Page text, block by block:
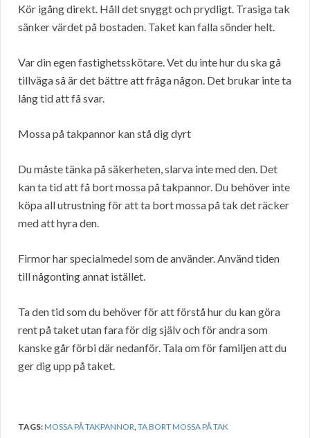
Kör igång direkt. Håll det snyggt och prydligt. Trasiga tak
sänker värdet på bostaden. Taket kan falla sönder helt.
Var din egen fastighetsskötare. Vet du inte hur du ska gå
tillväga så är det bättre att fråga någon. Det brukar inte ta
lång tid att få svar.
Mossa på takpannor kan stå dig dyrt
Du måste tänka på säkerheten, slarva inte med den. Det
kan ta tid att få bort mossa på takpannor. Du behöver inte
köpa all utrustning för att ta bort mossa på tak det räcker
med att hyra den.
Firmor har specialmedel som de använder. Använd tiden
till någonting annat istället.
Ta den tid som du behöver för att förstå hur du kan göra
rent på taket utan fara för dig själv och för andra som
kanske går förbi där nedanför. Tala om för familjen att du
ger dig upp på taket.
TAGS:MOSSA PÅ TAKPANNOR,TA BORT MOSSA PÅ TAK